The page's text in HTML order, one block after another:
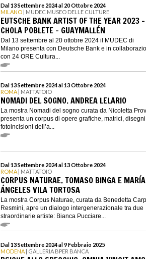
Dal 13 Settembre 2024 al 20 Ottobre 2024
MILANO | MUDEC MUSEO DELLE CULTURE
EUTSCHE BANK ARTIST OF THE YEAR 2023
CHOLA POBLETE – GUAYMALLÉN
Dal 13 settembre al 20 ottobre 2024 il MUDEC di
Milano presenta con Deutsche Bank e in
con 24 ORE Cultura...
Dal 13 Settembre 2024 al 13 Ottobre 2024
ROMA | MATTATOIO
NOMADI DEL SOGNO. ANDREA LELARIO
La mostra Nomadi del sogno curata da Nicoletta
presenta un corpus di opere grafiche, matrici,
fotoincisioni dell’a...
Dal 13 Settembre 2024 al 13 Ottobre 2024
ROMA | MATTATOIO
CORPUS NATURAE. TOMASO BINGA E MARÍA
ÁNGELES VILA TORTOSA
La mostra Corpus Naturae, curata da Benedetta
Resmini, apre un dialogo intergenerazionale tra due
straordinarie artiste: Bianca Pucciare...
Dal 13 Settembre 2024 al 9 Febbraio 2025
MODENA | GALLERIA BPER BANCA